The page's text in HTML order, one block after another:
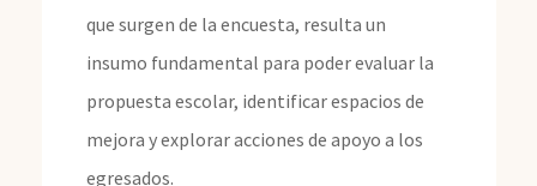
que surgen de la encuesta, resulta un
insumo fundamental para poder evaluar la
propuesta escolar, identificar espacios de
mejora y explorar acciones de apoyo a los
egresados.